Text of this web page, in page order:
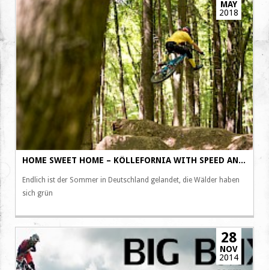
HOME SWEET HOME – KÖLLEFORNIA WITH SPEED AND STYLE
Endlich ist der Sommer in Deutschland gelandet, die Wälder haben
sich grün
MAY
2018
28
NOV
2014